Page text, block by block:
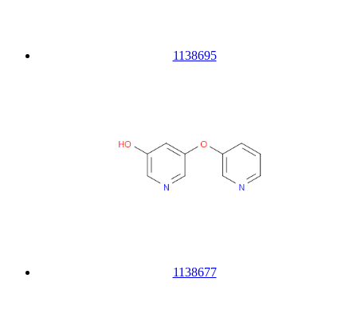
1138695
1138677